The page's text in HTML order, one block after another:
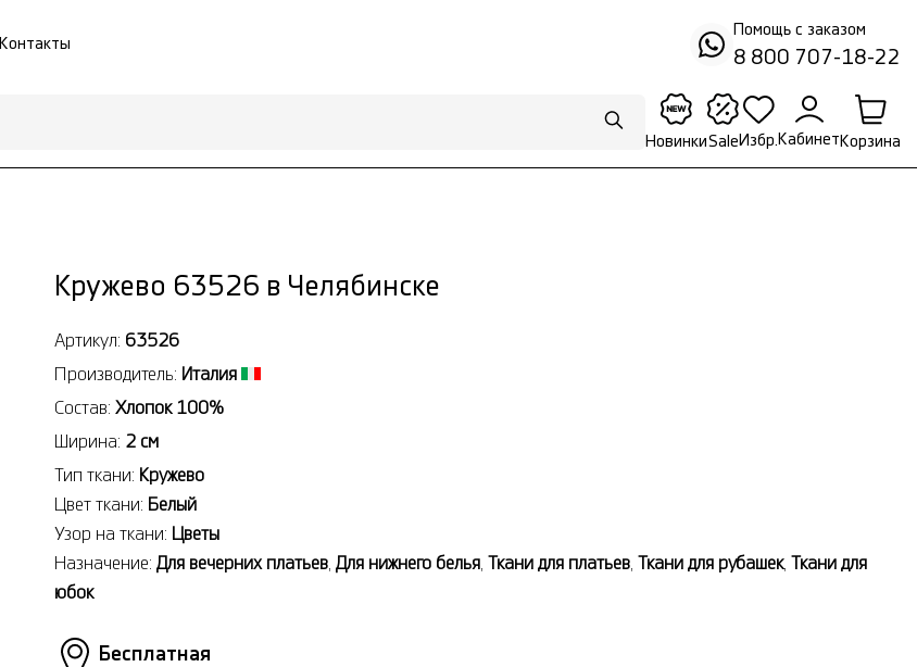
Контакты
Помощь с заказом
8 800 707-18-22
НовинкиSale Избр. Кабинет Корзина
Кружево 63526 в Челябинске
Артикул: 63526
Производитель: Италия
Состав: Хлопок 100%
Ширина: 2 см
Тип ткани: Кружево
Цвет ткани: Белый
Узор на ткани: Цветы
Назначение: Для вечерних платьев Для нижнего белья Ткани для платьев Ткани для рубашек, Ткани для
юбок
Бесплатная